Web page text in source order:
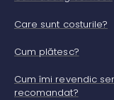
Care sunt costurile?
Cum plătesc?
Cum îmi revendic
recomandat?